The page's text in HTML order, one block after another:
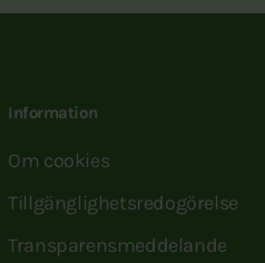
Information
Om cookies
Tillgänglighetsredogörelse
Transparensmeddelande